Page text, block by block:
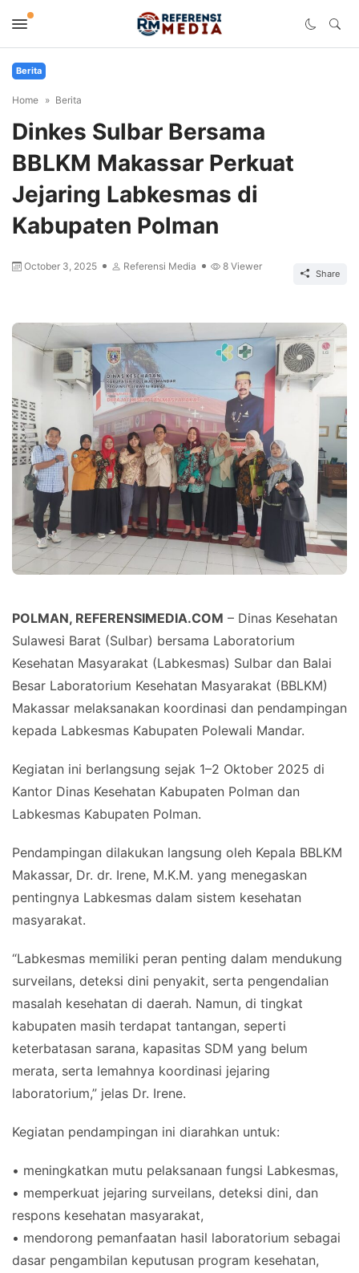
Berita
Home Berita
Dinkes Sulbar Bersama
BBLKM Makassar Perkuat
Jejaring Labkesmas di
Kabupaten Polman
October 3, 2025 Referensi Media 8 Viewer
Share
POLMAN, REFERENSIMEDIA.COM – Dinas Kesehatan
Sulawesi Barat (Sulbar) bersama Laboratorium
Kesehatan Masyarakat (Labkesmas) Sulbar dan Balai
Besar Laboratorium Kesehatan Masyarakat (BBLKM)
Makassar melaksanakan koordinasi dan pendampingan
kepada Labkesmas Kabupaten Polewali Mandar.
Kegiatan ini berlangsung sejak 1–2 Oktober 2025 di
Kantor Dinas Kesehatan Kabupaten Polman dan
Labkesmas Kabupaten Polman.
Pendampingan dilakukan langsung oleh Kepala BBLKM
Makassar, Dr. dr. Irene, M.K.M. yang menegaskan
pentingnya Labkesmas dalam sistem kesehatan
masyarakat.
“Labkesmas memiliki peran penting dalam mendukung
surveilans, deteksi dini penyakit, serta pengendalian
masalah kesehatan di daerah. Namun, di tingkat
kabupaten masih terdapat tantangan, seperti
keterbatasan sarana, kapasitas SDM yang belum
merata, serta lemahnya koordinasi jejaring
laboratorium,” jelas Dr. Irene.
Kegiatan pendampingan ini diarahkan untuk:
• meningkatkan mutu pelaksanaan fungsi Labkesmas,
• memperkuat jejaring surveilans, deteksi dini, dan
respons kesehatan masyarakat,
• mendorong pemanfaatan hasil laboratorium sebagai
dasar pengambilan keputusan program kesehatan,